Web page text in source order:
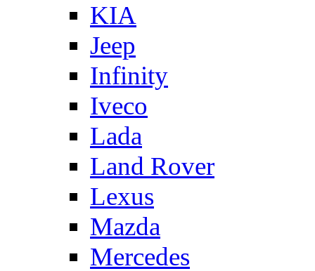
KIA
Jeep
Infinity
Iveco
Lada
Land Rover
Lexus
Mazda
Mercedes